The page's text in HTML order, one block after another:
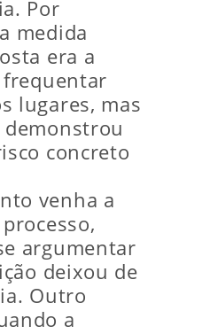
Por
medida
era a
lugares, mas
demonstrou
concreto
venha a
argumentar
deixou de
Outro
a